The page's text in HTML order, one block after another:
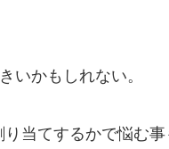
いかもしれない。
当てするかで悩む